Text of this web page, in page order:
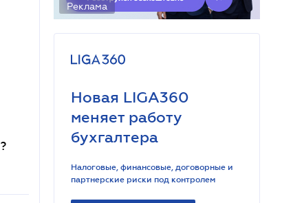
Реклама
Новая LIGA360
меняет работу
бухгалтера
Налоговые, финансовые, договорные и
партнерские риски под контролем